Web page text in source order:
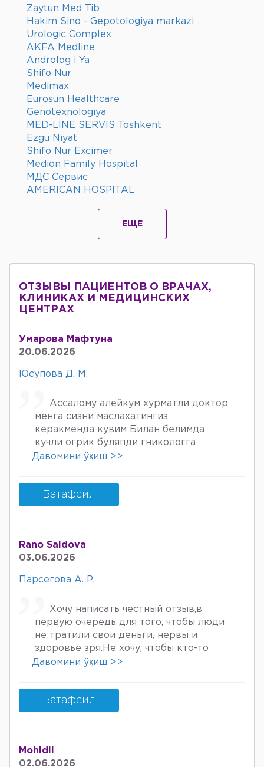
Zaytun Med Tib
Hakim Sino - Gepotologiya markazi
Urologic Complex
AKFA Medline
Androlog i Ya
Shifo Nur
Medimax
Eurosun Healthcare
Genotexnologiya
MED-LINE SERVIS Toshkent
Ezgu Niyat
Shifo Nur Excimer
Medion Family Hospital
МДС Сервис
AMERICAN HOSPITAL
ЕЩЕ
ОТЗЫВЫ ПАЦИЕНТОВ О ВРАЧАХ,
КЛИНИКАХ И МЕДИЦИНСКИХ
ЦЕНТРАХ
Умарова Мафтуна
20.06.2026
Юсупова Д. М.
Ассалому алейкум хурматли доктор
менга сизни маслахатингиз
керакменда кувим Билан белимда
кучли огрик буляпди гникологга
онкологов уролога хирурга учрадим
куйдирдик лекин фойдаси булмаяпди
охири вирус бормикин деган фикрга
келяпман шунинг учун хатто
Беринг 34га кирдим 3та фарзанди бор
хурмат Билан Мафтуна
Давомини ўқиш >>
Батафсил
Rano Saidova
03.06.2026
Парсегова А. Р.
Хочу написать честный отзыв,в
первую очередь для того, чтобы люди
не тратили свои деньги, нервы и
здоровье зря.Не хочу, чтобы кто-то
пережил то, что пережила я. Врач
врачебной этике и нормальном
человеческом отношении к людям.
Если хотите попасть в психбольницу
так унижать женщин, убивать в них
надежду, грубить и высокомерно
Давомини ўқиш >>
Батафсил
Mohidil
02.06.2026